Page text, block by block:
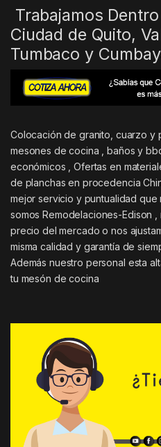
Trabajamos
Ciudad de Quito,
Tumbaco y
Colocación de granito, cuarzo y
mesones de cocina , baños y
económicos , Ofertas en
de planchas en procedencia
mejor servicio y puntualidad
somos Remodelaciones-Edison
precio del mercado o nos
misma calidad y garantía de
Además nuestro personal esta
tu mesón de cocina